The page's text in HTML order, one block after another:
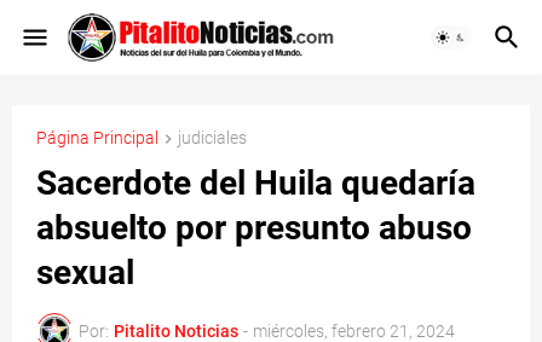
Página Principal judiciales
Sacerdote del Huila quedaría
absuelto por presunto abuso
sexual
Por: Pitalito Noticias - miércoles, febrero 21, 2024